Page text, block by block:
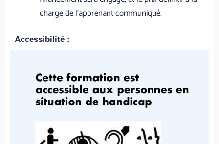
charge de l’apprenant communiqué.
Accessibilité :